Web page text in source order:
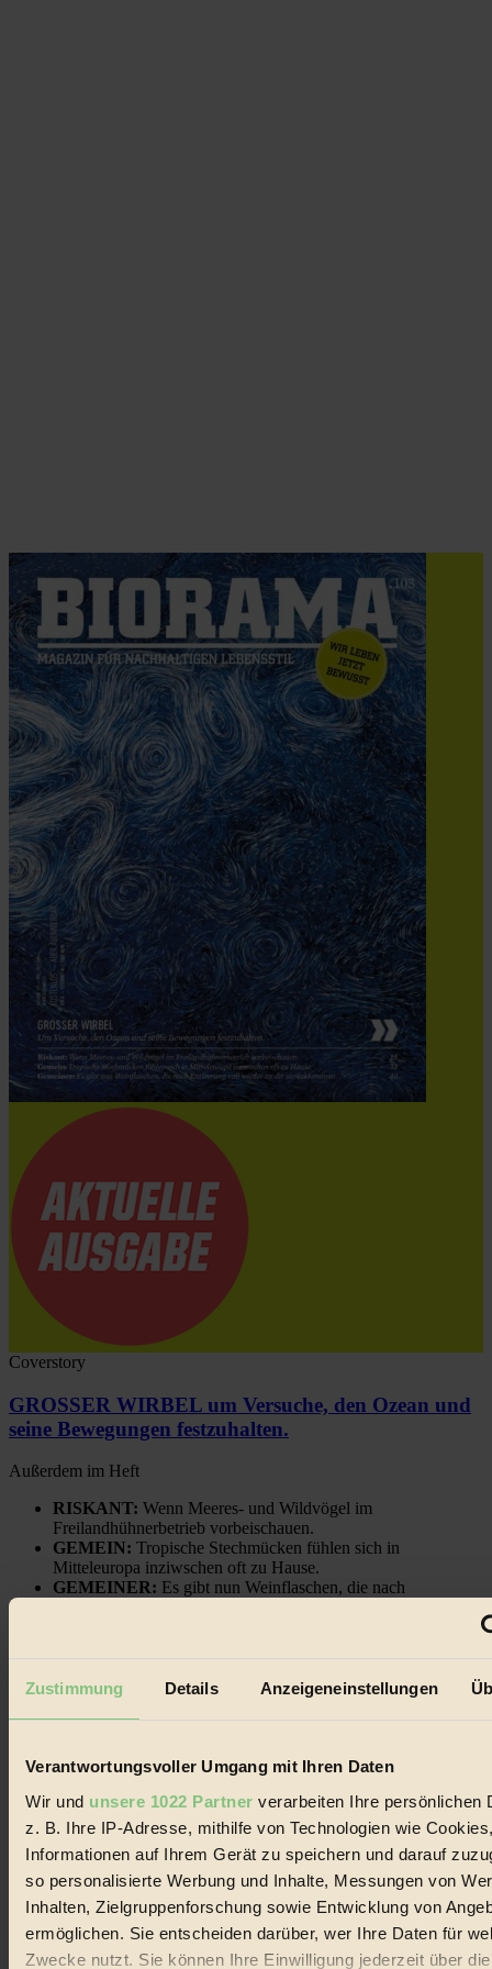
Zustimmung Details Anzeigeneinstellungen
Verantwortungsvoller Umgang mit Ihren Daten
Wir und unsere 1022 Partner verarbeiten Ihre persönlichen
z. B. Ihre IP-Adresse, mithilfe von Technologien wie
Informationen auf Ihrem Gerät zu speichern und darauf
so personalisierte Werbung und Inhalte, Messungen von
Inhalten, Zielgruppenforschung sowie Entwicklung von
ermöglichen. Sie entscheiden darüber, wer Ihre Daten für
Zwecke nutzt. Sie können Ihre Einwilligung jederzeit über
Coverstory
GROSSER WIRBEL um Versuche, den Ozean und
seine Bewegungen festzuhalten.
Außerdem im Heft
RISKANT: Wenn Meeres- und Wildvögel im
Freilandhühnerbetrieb vorbeischauen.
GEMEIN: Tropische Stechmücken fühlen sich in
Mitteleuropa inziwschen oft zu Hause.
GEMEINER: Es gibt nun Weinflaschen, die nach
Erhalte in regelmäßigen Abständen die aktuellsten Artikel,
Gewinnspiele & Ausgaben übersichtlich aufbereitet vom
BIORAMA-Magazin per E-Mail.
Jetzt eintragen: